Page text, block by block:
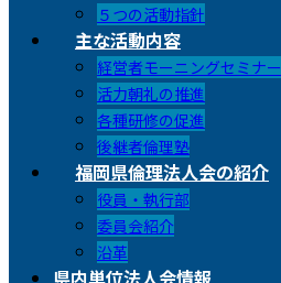
５つの活動指針
主な活動内容
経営者モーニングセミナー
活力朝礼の推進
各種研修の促進
後継者倫理塾
福岡県倫理法人会の紹介
役員・執行部
委員会紹介
沿革
県内単位法人会情報